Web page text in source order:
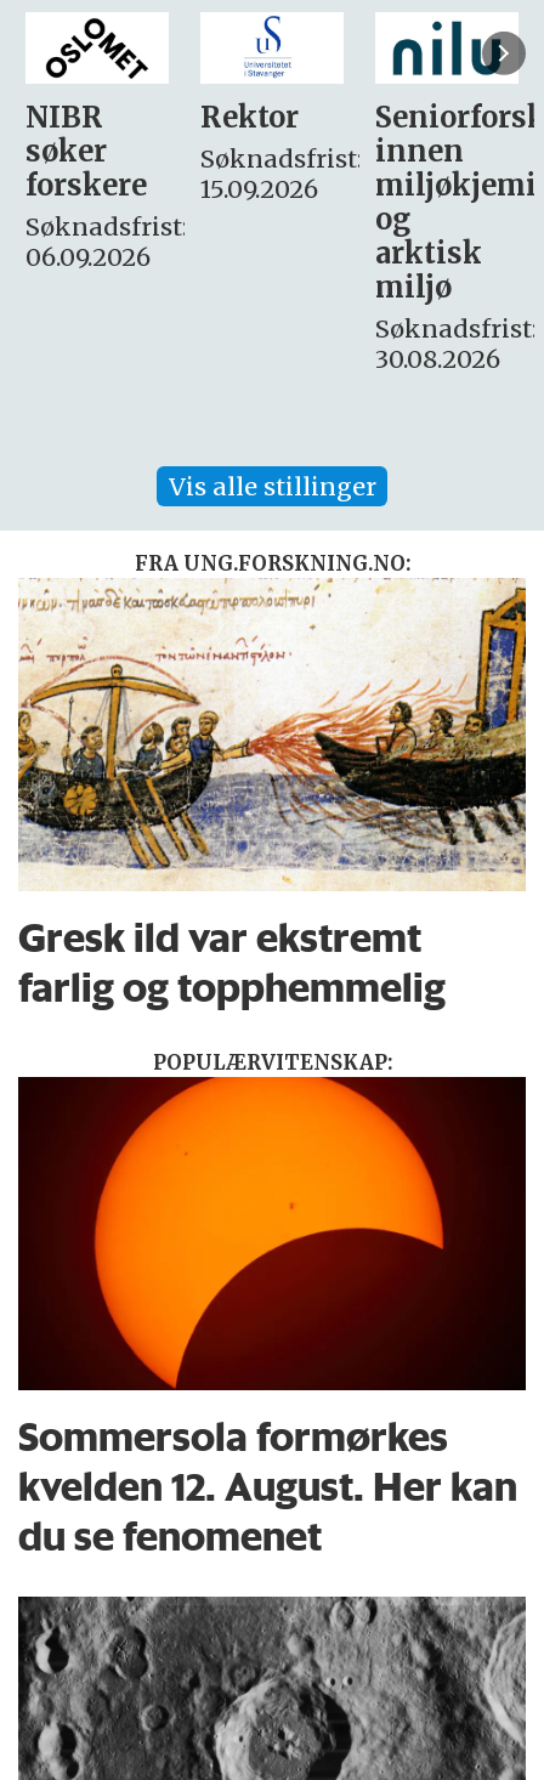
Rektor
Søknadsfrist:
15.09.2026
Seniorforsker
innen
miljøkjemi
søker
– fast
Søknadsfrist:
16. august.
Vis alle stillinger
FRA UNG.FORSKNING.NO:
Gresk ild var ekstremt
farlig og topphemmelig
POPULÆRVITENSKAP:
Sommersola formørkes
kvelden 12. August. Her kan
du se fenomenet